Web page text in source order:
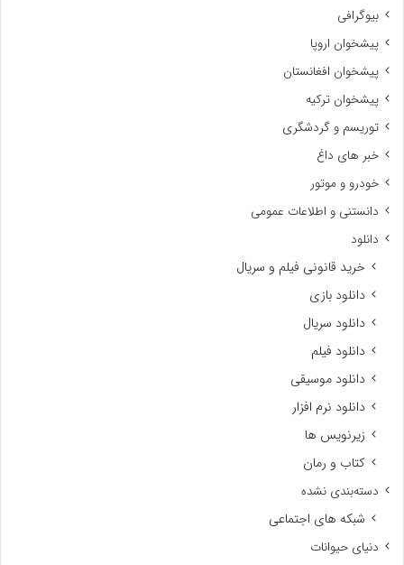
بیوگرافی
پیشخوان اروپا
پیشخوان افغانستان
پیشخوان ترکیه
توریسم و گردشگری
خبر های داغ
خودرو و موتور
دانستنی و اطلاعات عمومی
دانلود
خرید قانونی فیلم و سریال
دانلود بازی
دانلود سریال
دانلود فیلم
دانلود موسیقی
دانلود نرم افزار
زیرنویس ها
کتاب و رمان
دسته‌بندی نشده
شبکه های اجتماعی
دنیای حیوانات